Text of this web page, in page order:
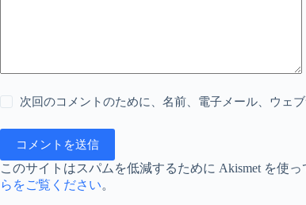
次回のコメントのために、名前、電子メール、ウェ
コメントを送信
このサイトはスパムを低減するために Akismet を使っ
らをご覧ください。